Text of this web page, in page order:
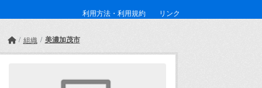
利用方法・利用規約 リンク
組織 美濃加茂市